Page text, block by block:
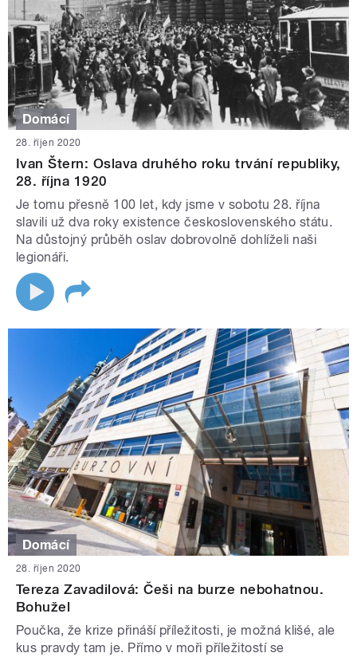
Domácí
28. říjen 2020
Ivan Štern: Oslava druhého roku trvání republiky,
28. října 1920
Je tomu přesně 100 let, kdy jsme v sobotu 28. října
slavili už dva roky existence československého státu.
Na důstojný průběh oslav dobrovolně dohlíželi naši
legionáři.
Domácí
28. říjen 2020
Tereza Zavadilová: Češi na burze nebohatnou.
Bohužel
Poučka, že krize přináší příležitosti, je možná klišé, ale
kus pravdy tam je. Přímo v moři příležitostí se